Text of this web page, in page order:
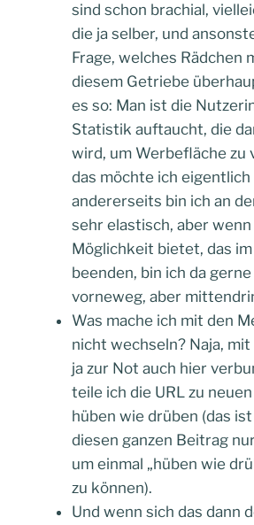
sind schon brachial,
die ja selber, und
Frage, welches Rädchen
diesem Getriebe
es so: Man ist die
Statistik auftaucht, die
wird, um Werbefläche zu
das möchte ich eigentlich
andererseits bin ich an
sehr elastisch, aber wenn
Möglichkeit bietet, das
beenden, bin ich da
vorneweg, aber
Was mache ich mit den
nicht wechseln? Naja,
ja zur Not auch hier
teile ich die URL zu
hüben wie drüben (das
diesen ganzen Beitrag
um einmal „hüben wie
zu können).
Und wenn sich das dann